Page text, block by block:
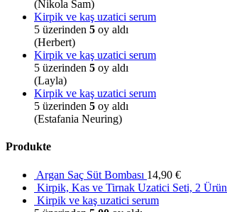
(Nikola Sam)
Kirpik ve kaş uzatici serum
5 üzerinden 5 oy aldı
(Herbert)
Kirpik ve kaş uzatici serum
5 üzerinden 5 oy aldı
(Layla)
Kirpik ve kaş uzatici serum
5 üzerinden 5 oy aldı
(Estafania Neuring)
Produkte
Argan Saç Süt Bombası 14,90 €
Kirpik, Kas ve Tirnak Uzatici Seti, 2 Ürün
Kirpik ve kaş uzatici serum